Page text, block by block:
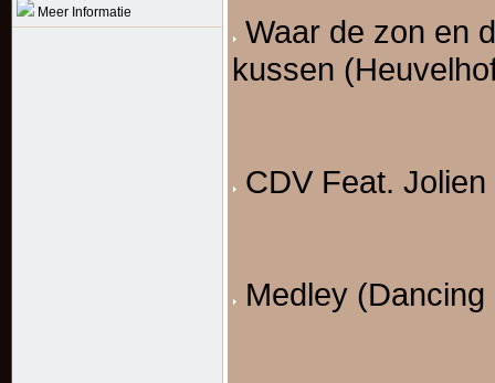
Meer Informatie
Waar de zon en
kussen
CDV Feat.
Medley